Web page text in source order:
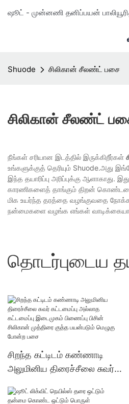
ஷூட் - முன்னணி தனிப்பயன்
Shuode சிலிகான் சீலண்ட் பசை
சிலிகான் சீலண்ட்
நீங்கள் சரியான இடத்தில் இருக்கிறீர்கள்
உங்களுக்குத் தெரியும் Shuode.அது
இந்த தயாரிப்பு அரிப்புக்கு
காரணிகளைத் தாங்கும் திறன்
மிக உயர்ந்த தரத்தை வழங்குவதை
நன்மைகளை வழங்க எங்கள்
தொடர்புடைய
சிறந்த கட்டிடம் கண்ணாடி
அலுமினிய திரைச்சீலை சுவர்
இடைமுகம் பிணைப்பு பிசின்